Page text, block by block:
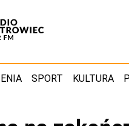
SPORT KULTURA